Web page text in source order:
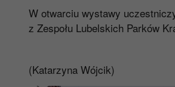
W otwarciu wystawy
z Zespołu Lubelskich Parków
(Katarzyna Wójcik)